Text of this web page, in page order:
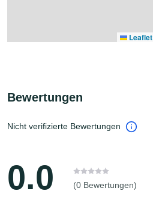
Leaflet
Bewertungen
Nicht verifizierte Bewertungen
0.0 (0 Bewertungen)